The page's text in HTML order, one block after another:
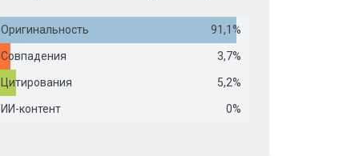
Оригинальность 91,1%
Совпадения 3,7%
Цитирования 5,2%
ИИ-контент 0%